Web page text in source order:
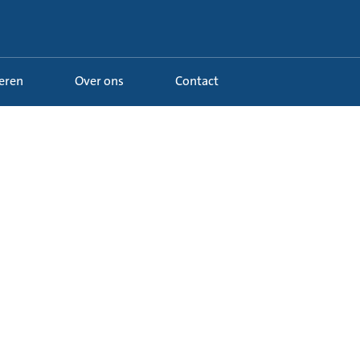
Over ons Contact